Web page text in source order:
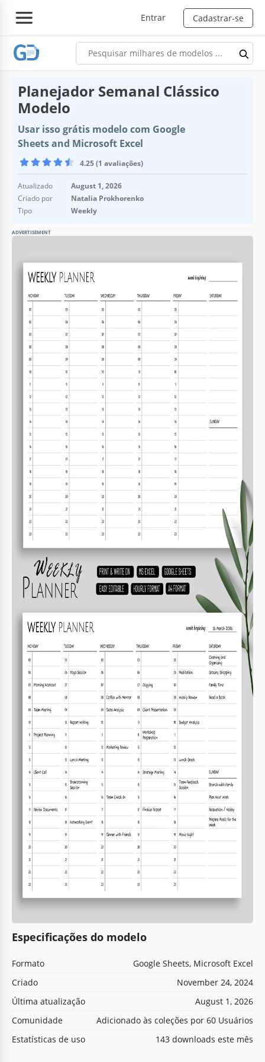
Entrar Cadastrar-se
Planejador Semanal Clássico
Modelo
Usar isso grátis modelo com Google
Sheets and Microsoft Excel
4.25 (1 avaliações)
Atualizado
August 1, 2026
Criado por
Natalia Prokhorenko
Tipo
Weekly
ADVERTISEMENT
Especificações do modelo
Formato
Google Sheets, Microsoft Excel
Criado
November 24, 2024
Última atualização
August 1, 2026
Comunidade
Adicionado às coleções por 60 Usuários
Estatísticas de uso
143 downloads este mês